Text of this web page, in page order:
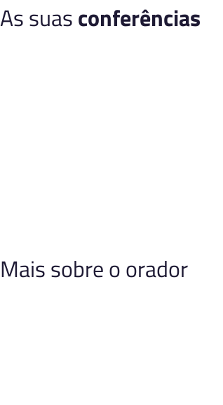
As suasconferências
Mais sobre o orador